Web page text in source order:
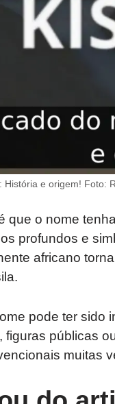
História e origem! Foto:
que o nome
profundos e
africano
pode ter sido
figuras públicas
muitas